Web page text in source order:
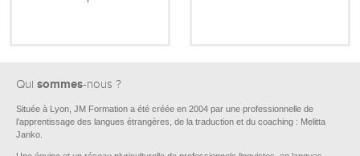
Qui sommes-nous ?
Située à Lyon, JM Formation a été créée en 2004 par une professionnelle de
l’apprentissage des langues étrangères, de la traduction et du coaching : Melitta
Janko.